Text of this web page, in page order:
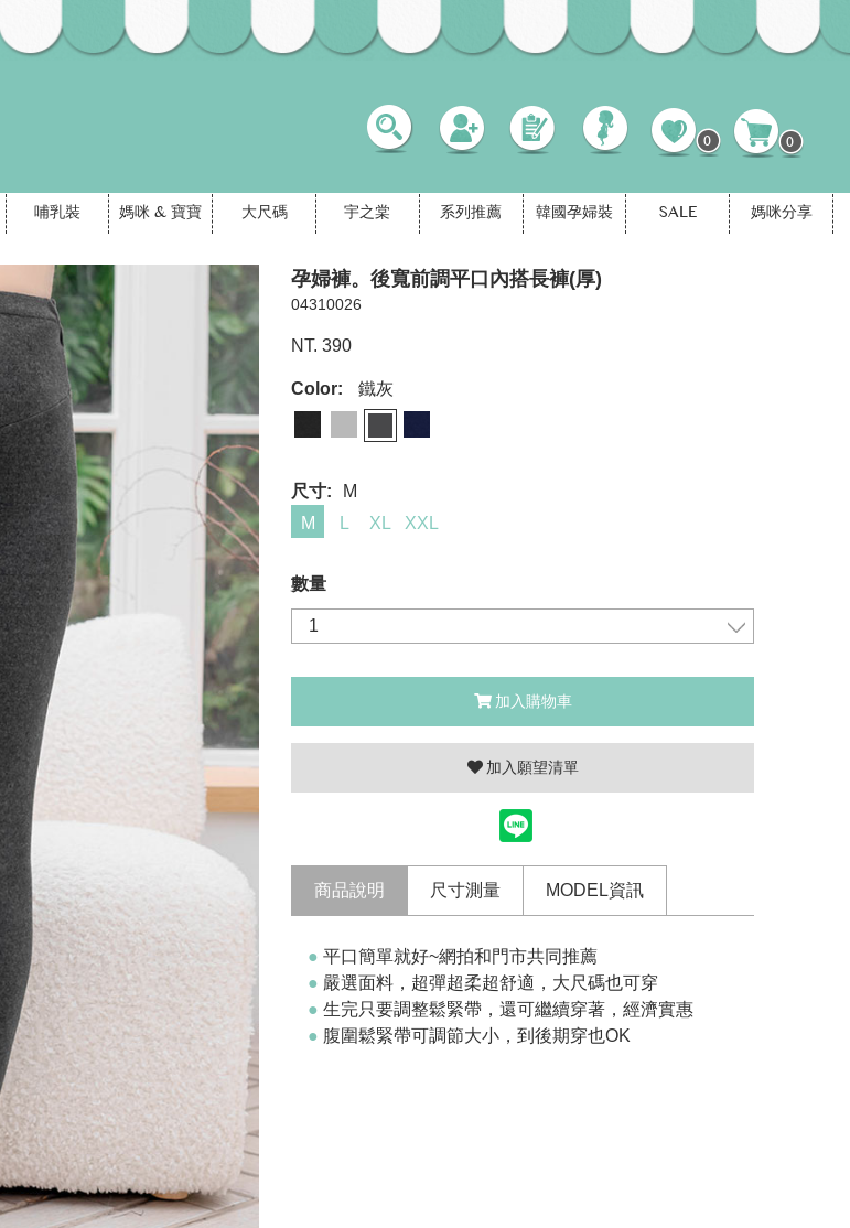
0
0
哺乳裝 媽咪 & 寶寶 大尺碼 宇之棠 系列推薦 韓國孕婦裝 SALE 媽咪分享
孕婦褲。後寬前調平口內搭長褲(厚)
04310026
NT. 390
Color: 鐵灰
尺寸:
M
M
L XL XXL
數量
加入購物車
加入願望清單
商品說明 尺寸測量 MODEL資訊
● 平口簡單就好~網拍和門市共同推薦
● 嚴選面料，超彈超柔超舒適，大尺碼也可穿
● 生完只要調整鬆緊帶，還可繼續穿著，經濟實惠
● 腹圍鬆緊帶可調節大小，到後期穿也OK